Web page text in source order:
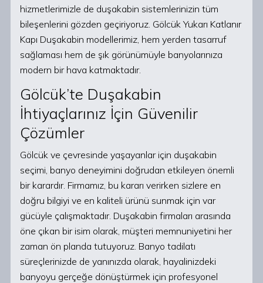
hizmetlerimizle de duşakabin sistemlerinizin tüm
bileşenlerini gözden geçiriyoruz. Gölcük Yukarı Katlanır
Kapı Duşakabin modellerimiz, hem yerden tasarruf
sağlaması hem de şık görünümüyle banyolarınıza
modern bir hava katmaktadır.
Gölcük’te Duşakabin
İhtiyaçlarınız İçin Güvenilir
Çözümler
Gölcük ve çevresinde yaşayanlar için duşakabin
seçimi, banyo deneyimini doğrudan etkileyen önemli
bir karardır. Firmamız, bu kararı verirken sizlere en
doğru bilgiyi ve en kaliteli ürünü sunmak için var
gücüyle çalışmaktadır. Duşakabin firmaları arasında
öne çıkan bir isim olarak, müşteri memnuniyetini her
zaman ön planda tutuyoruz. Banyo tadilatı
süreçlerinizde de yanınızda olarak, hayalinizdeki
banyoyu gerçeğe dönüştürmek için profesyonel